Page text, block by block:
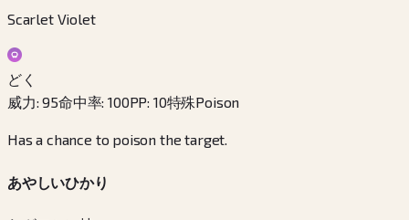
Scarlet Violet
どく
威力:95命中率:100PP: 10特殊Poison
Has a chance to poison the target.
あやしいひかり